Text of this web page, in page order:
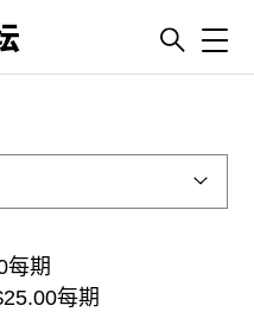
每期
每期